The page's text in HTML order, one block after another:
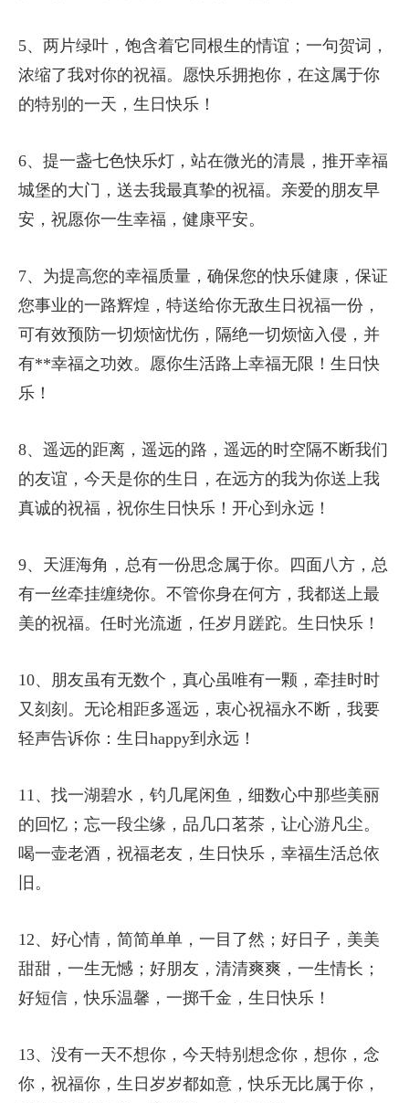
5、两片绿叶，饱含着它同根生的情谊；一句贺词，
浓缩了我对你的祝福。愿快乐拥抱你，在这属于你
的特别的一天，生日快乐！
6、提一盏七色快乐灯，站在微光的清晨，推开幸福
城堡的大门，送去我最真挚的祝福。亲爱的朋友早
安，祝愿你一生幸福，健康平安。
7、为提高您的幸福质量，确保您的快乐健康，保证
您事业的一路辉煌，特送给你无敌生日祝福一份，
可有效预防一切烦恼忧伤，隔绝一切烦恼入侵，并
有**幸福之功效。愿你生活路上幸福无限！生日快
乐！
8、遥远的距离，遥远的路，遥远的时空隔不断我们
的友谊，今天是你的生日，在远方的我为你送上我
真诚的祝福，祝你生日快乐！开心到永远！
9、天涯海角，总有一份思念属于你。四面八方，总
有一丝牵挂缠绕你。不管你身在何方，我都送上最
美的祝福。任时光流逝，任岁月蹉跎。生日快乐！
10、朋友虽有无数个，真心虽唯有一颗，牵挂时时
又刻刻。无论相距多遥远，衷心祝福永不断，我要
轻声告诉你：生日happy到永远！
11、找一湖碧水，钓几尾闲鱼，细数心中那些美丽
的回忆；忘一段尘缘，品几口茗茶，让心游凡尘。
喝一壶老酒，祝福老友，生日快乐，幸福生活总依
旧。
12、好心情，简简单单，一目了然；好日子，美美
甜甜，一生无憾；好朋友，清清爽爽，一生情长；
好短信，快乐温馨，一掷千金，生日快乐！
13、没有一天不想你，今天特别想念你，想你，念
你，祝福你，生日岁岁都如意，快乐无比属于你，